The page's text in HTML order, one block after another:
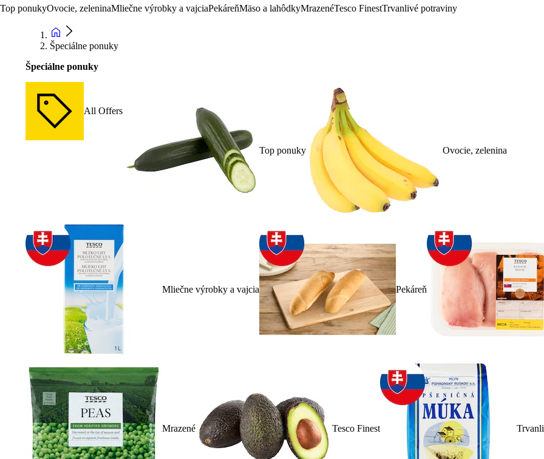
Top ponukyOvocie, zeleninaMliečne výrobky a vajciaPekáreňMäso a lahôdkyMrazenéTesco FinestTrvanlivé potraviny
Špeciálne ponuky
Špeciálne ponuky
All Offers
Top ponuky Ovocie, zelenina
Mliečne výrobky a vajcia Pekáreň
Mrazené Tesco Finest